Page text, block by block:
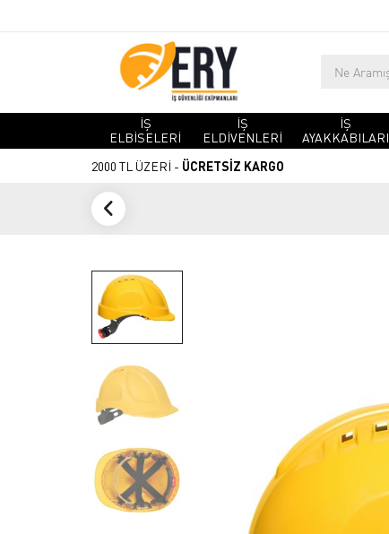
İŞ
ELBİSELERİ
İŞ
ELDİVENLERİ
İŞ
AYAKKABILARI
2000 TL ÜZERİ - ÜCRETSİZ KARGO